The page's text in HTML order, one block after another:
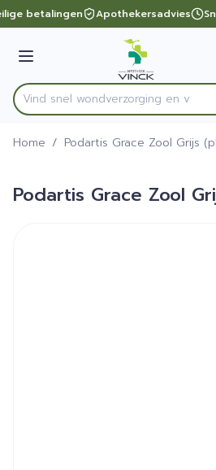
Ga naar de inhoud
1 van 1
betalingen Apothekersadvies
Menu
Product, merk, categorie...
Vind snel wondverzorging
Home / Podartis Grace Zool Grijs
Podartis Grace Zool